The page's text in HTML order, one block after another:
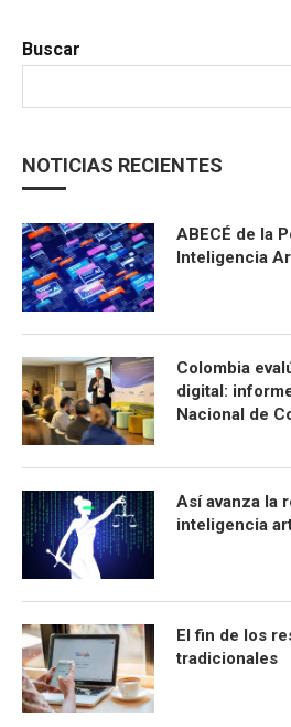
Buscar
NOTICIAS RECIENTES
ABECÉ de la
Inteligencia
Colombia
digital:
Nacional de
Así avanza la
inteligencia
El fin de los
tradicionales